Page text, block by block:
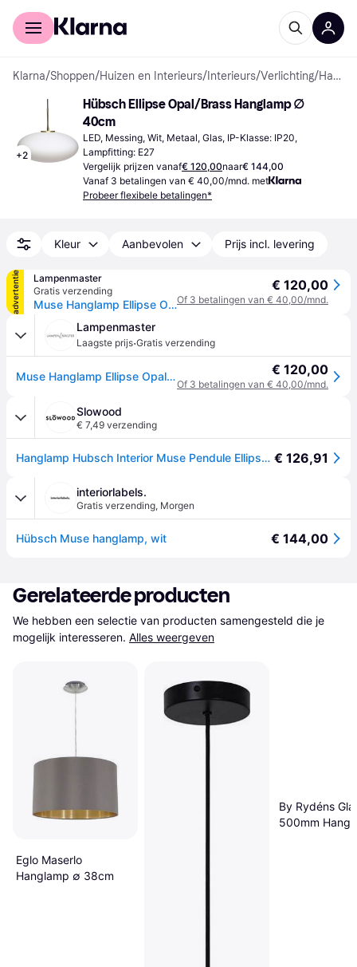
Voor shoppers
Klarna/Shoppen/Huizen en Interieurs/ Interieurs/Verlichting/ Hanglampen
+2
Hübsch Ellipse Opal/Brass Hanglamp ∅
40cm
LED, Messing, Wit, Metaal, Glas, IP-Klasse: IP20,
Lampfitting: E27
Vergelijk prijzen vanaf€ 120,00naar€ 144,00
Vanaf 3 betalingen van € 40,00/mnd. met
Probeer flexibele betalingen*
Kleur Aanbevolen Prijs incl. levering
advertentie
Lampenmaster
Gratis verzending
Muse Hanglamp Ellipse Opal/Brass - Hübsch - Woonkamer - Metaal
€ 120,00
Of 3 betalingen van € 40,00/mnd.
Lampenmaster
Laagste prijs·Gratis verzending
Muse Hanglamp Ellipse Opal/Brass - Hübsch - Woonkamer - Metaal € 120,00
Of 3 betalingen van € 40,00/mnd.
Slowood
€ 7,49 verzending
Hanglamp Hubsch Interior Muse Pendule Ellipse - Doré € 126,91
interiorlabels.
Gratis verzending, Morgen
Hübsch Muse hanglamp, wit € 144,00
Gerelateerde producten
We hebben een selectie van producten samengesteld die je
mogelijk interesseren. Alles weergeven
Eglo Maserlo
Hanglamp ∅ 38cm
By Rydéns
500mm